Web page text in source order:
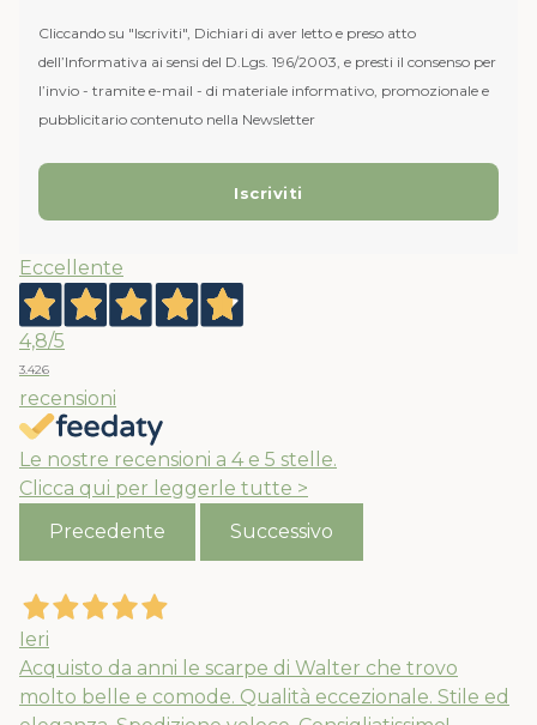
Cliccando su "Iscriviti", Dichiari di aver letto e preso atto
dell’Informativa ai sensi del D.Lgs. 196/2003, e presti il consenso per
l’invio - tramite e-mail - di materiale informativo, promozionale e
pubblicitario contenuto nella Newsletter
Eccellente
4,8/5
3.426
recensioni
Le nostre recensioni a 4 e 5 stelle.
Clicca qui per leggerle tutte >
Precedente
Successivo
Ieri
Acquisto da anni le scarpe di Walter che trovo
molto belle e comode. Qualità eccezionale. Stile ed